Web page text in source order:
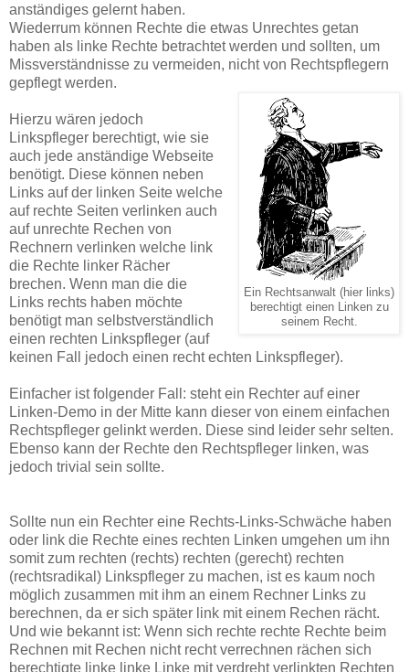
anständiges gelernt haben.
Wiederrum können Rechte die etwas Unrechtes getan
haben als linke Rechte betrachtet werden und sollten, um
Missverständnisse zu vermeiden, nicht von Rechtspflegern
gepflegt werden.
Ein Rechtsanwalt (hier links)
berechtigt einen Linken zu
seinem Recht.
Hierzu wären jedoch
Linkspfleger berechtigt, wie sie
auch jede anständige Webseite
benötigt. Diese können neben
Links auf der linken Seite welche
auf rechte Seiten verlinken auch
auf unrechte Rechen von
Rechnern verlinken welche link
die Rechte linker Rächer
brechen. Wenn man die die
Links rechts haben möchte
benötigt man selbstverständlich
einen rechten Linkspfleger (auf
keinen Fall jedoch einen recht echten Linkspfleger).
Einfacher ist folgender Fall: steht ein Rechter auf einer
Linken-Demo in der Mitte kann dieser von einem einfachen
Rechtspfleger gelinkt werden. Diese sind leider sehr selten.
Ebenso kann der Rechte den Rechtspfleger linken, was
jedoch trivial sein sollte.
Sollte nun ein Rechter eine Rechts-Links-Schwäche haben
oder link die Rechte eines rechten Linken umgehen um ihn
somit zum rechten (rechts) rechten (gerecht) rechten
(rechtsradikal) Linkspfleger zu machen, ist es kaum noch
möglich zusammen mit ihm an einem Rechner Links zu
berechnen, da er sich später link mit einem Rechen rächt.
Und wie bekannt ist: Wenn sich rechte rechte Rechte beim
Rechnen mit Rechen nicht recht verrechnen rächen sich
berechtigte linke linke Linke mit verdreht verlinkten Rechten